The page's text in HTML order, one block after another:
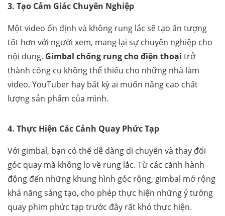
3. Tạo Cảm Giác Chuyên Nghiệp
Một video ổn định và không rung lắc sẽ tạo ấn tượng
tốt hơn với người xem, mang lại sự chuyên nghiệp cho
nội dung. Gimbal chống rung cho điện thoại trở
thành công cụ không thể thiếu cho những nhà làm
video, YouTuber hay bất kỳ ai muốn nâng cao chất
lượng sản phẩm của mình.
4. Thực Hiện Các Cảnh Quay Phức Tạp
Với gimbal, bạn có thể dễ dàng di chuyển và thay đổi
góc quay mà không lo về rung lắc. Từ các cảnh hành
động đến những khung hình góc rộng, gimbal mở rộng
khả năng sáng tạo, cho phép thực hiện những ý tưởng
quay phim phức tạp trước đây rất khó thực hiện.